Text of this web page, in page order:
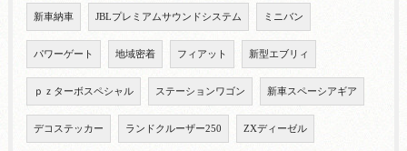
新車納車 JBLプレミアムサウンドシステム ミニバン
パワーゲート 地域密着 フィアット 新型エブリィ
ｐｚターボスペシャル ステーションワゴン 新車スペーシアギア
デコステッカー ランドクルーザー250 ZXディーゼル